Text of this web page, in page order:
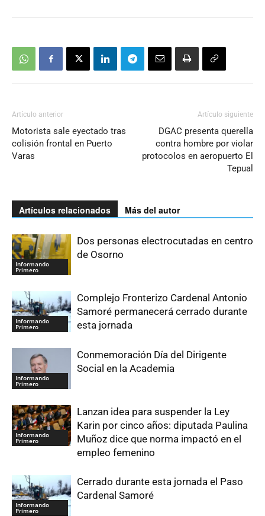
Artículo anterior
Motorista sale eyectado tras
colisión frontal en Puerto
Varas
Artículo siguiente
DGAC presenta querella
contra hombre por violar
protocolos en aeropuerto El
Tepual
Artículos relacionados Más del autor
Informando
Primero
Dos personas electrocutadas en centro
de Osorno
Informando
Primero
Complejo Fronterizo Cardenal Antonio
Samoré permanecerá cerrado durante
esta jornada
Informando
Primero
Conmemoración Día del Dirigente
Social en la Academia
Informando
Primero
Lanzan idea para suspender la Ley
Karin por cinco años: diputada Paulina
Muñoz dice que norma impactó en el
empleo femenino
Informando
Primero
Cerrado durante esta jornada el Paso
Cardenal Samoré